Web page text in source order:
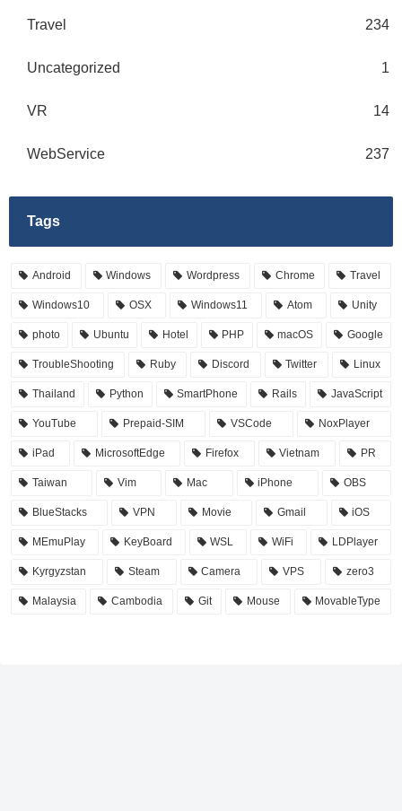
Travel 234
Uncategorized 1
VR 14
WebService 237
Tags
Android Windows Wordpress Chrome Travel
Windows10 OSX Windows11 Atom Unity
photo Ubuntu Hotel PHP macOS Google
TroubleShooting Ruby Discord Twitter Linux
Thailand Python SmartPhone Rails JavaScript
YouTube Prepaid-SIM VSCode NoxPlayer
iPad MicrosoftEdge Firefox Vietnam PR
Taiwan Vim Mac iPhone OBS
BlueStacks VPN Movie Gmail iOS
MEmuPlay KeyBoard WSL WiFi LDPlayer
Kyrgyzstan Steam Camera VPS zero3
Malaysia Cambodia Git Mouse MovableType